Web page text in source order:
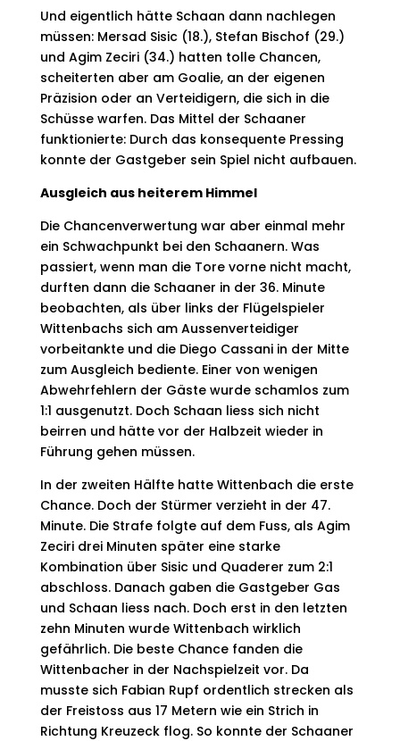
Und eigentlich hätte Schaan dann nachlegen
müssen: Mersad Sisic (18.), Stefan Bischof (29.)
und Agim Zeciri (34.) hatten tolle Chancen,
scheiterten aber am Goalie, an der eigenen
Präzision oder an Verteidigern, die sich in die
Schüsse warfen. Das Mittel der Schaaner
funktionierte: Durch das konsequente Pressing
konnte der Gastgeber sein Spiel nicht aufbauen.
Ausgleich aus heiterem Himmel
Die Chancenverwertung war aber einmal mehr
ein Schwachpunkt bei den Schaanern. Was
passiert, wenn man die Tore vorne nicht macht,
durften dann die Schaaner in der 36. Minute
beobachten, als über links der Flügelspieler
Wittenbachs sich am Aussenverteidiger
vorbeitankte und die Diego Cassani in der Mitte
zum Ausgleich bediente. Einer von wenigen
Abwehrfehlern der Gäste wurde schamlos zum
1:1 ausgenutzt. Doch Schaan liess sich nicht
beirren und hätte vor der Halbzeit wieder in
Führung gehen müssen.
In der zweiten Hälfte hatte Wittenbach die erste
Chance. Doch der Stürmer verzieht in der 47.
Minute. Die Strafe folgte auf dem Fuss, als Agim
Zeciri drei Minuten später eine starke
Kombination über Sisic und Quaderer zum 2:1
abschloss. Danach gaben die Gastgeber Gas
und Schaan liess nach. Doch erst in den letzten
zehn Minuten wurde Wittenbach wirklich
gefährlich. Die beste Chance fanden die
Wittenbacher in der Nachspielzeit vor. Da
musste sich Fabian Rupf ordentlich strecken als
der Freistoss aus 17 Metern wie ein Strich in
Richtung Kreuzeck flog. So konnte der Schaaner